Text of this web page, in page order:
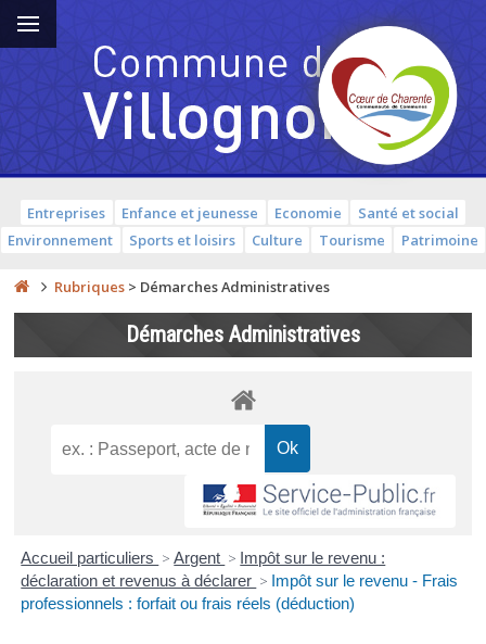
Entreprises Enfance et jeunesse Economie
Santé et social
Environnement
Sports et loisirs Culture Tourisme Patrimoine
Rubriques > Démarches Administratives
Démarches Administratives
Accueil particuliers > Argent > Impôt sur le revenu :
déclaration et revenus à déclarer > Impôt sur le revenu - Frais
professionnels : forfait ou frais réels (déduction)